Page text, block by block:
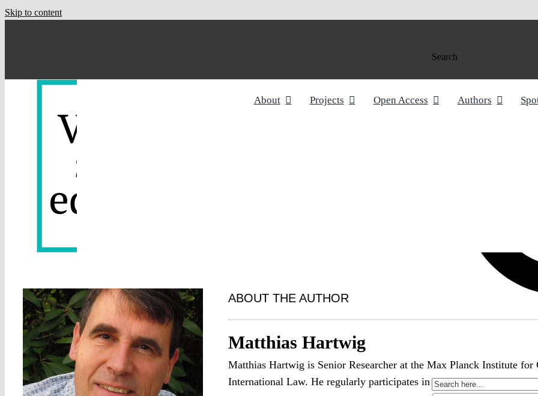
Skip to content
Search
About Projects Open Access Authors
ABOUT THE AUTHOR
Matthias Hartwig
Matthias Hartwig is Senior Researcher at the Max Planck Institute
International Law. He regularly participates in workshops with the